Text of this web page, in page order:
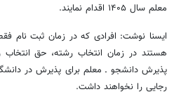
معلم سال ۱۴۰۵ اقدام نمایند.
ایسنا نوشت: افرادی که در زمان ثبت نام
هستند در زمان انتخاب رشته، حق
پذیرش دانشجو ـ معلم برای پذیرش در
رجایی را نخواهند داشت.